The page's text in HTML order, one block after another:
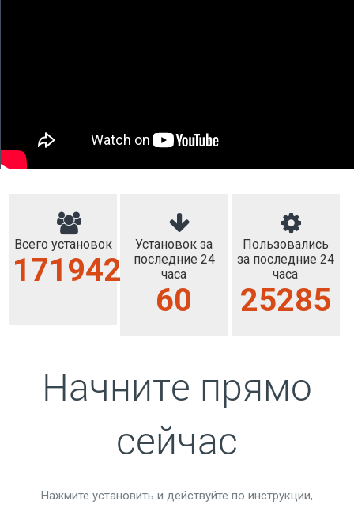
Всего установок
171942
Установок за
последние 24
часа
60
Пользовались
за последние 24
часа
25285
Начните прямо
сейчас
Нажмите установить и действуйте по инструкции,